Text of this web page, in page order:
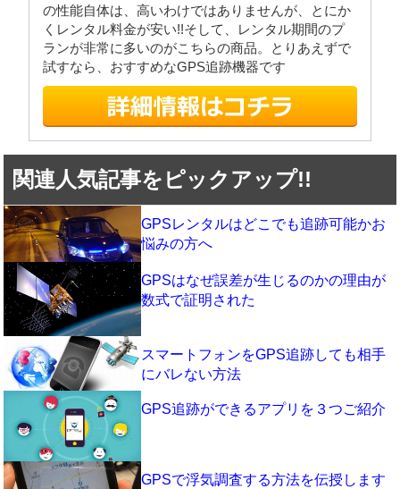
の性能自体は、高いわけではありませんが、とにか
くレンタル料金が安い!!そして、レンタル期間のプ
ランが非常に多いのがこちらの商品。とりあえずで
試すなら、おすすめなGPS追跡機器です
関連人気記事をピックアップ!!
GPSレンタルはどこでも追跡可能かお
悩みの方へ
GPSはなぜ誤差が生じるのかの理由が
数式で証明された
スマートフォンをGPS追跡しても相手
にバレない方法
GPS追跡ができるアプリを３つご紹介
GPSで浮気調査する方法を伝授します